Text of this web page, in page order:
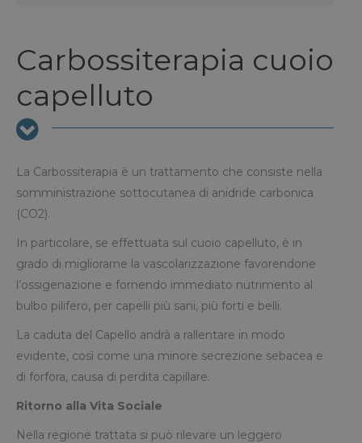
Carbossiterapia cuoio
capelluto
La Carbossiterapia è un trattamento che consiste nella
somministrazione sottocutanea di anidride carbonica
(CO2).
In particolare, se effettuata sul cuoio capelluto, è in
grado di migliorarne la vascolarizzazione favorendone
l’ossigenazione e fornendo immediato nutrimento al
bulbo pilifero, per capelli più sani, più forti e belli.
La caduta del Capello andrà a rallentare in modo
evidente, così come una minore secrezione sebacea e
di forfora, causa di perdita capillare.
Ritorno alla Vita Sociale
Nella regione trattata si può rilevare un leggero